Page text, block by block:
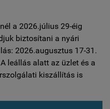
a 2026.július 29-éig
biztosítani a nyári
2026.augusztus 17-31.
leállás alatt az üzlet és a
kiszállítás is